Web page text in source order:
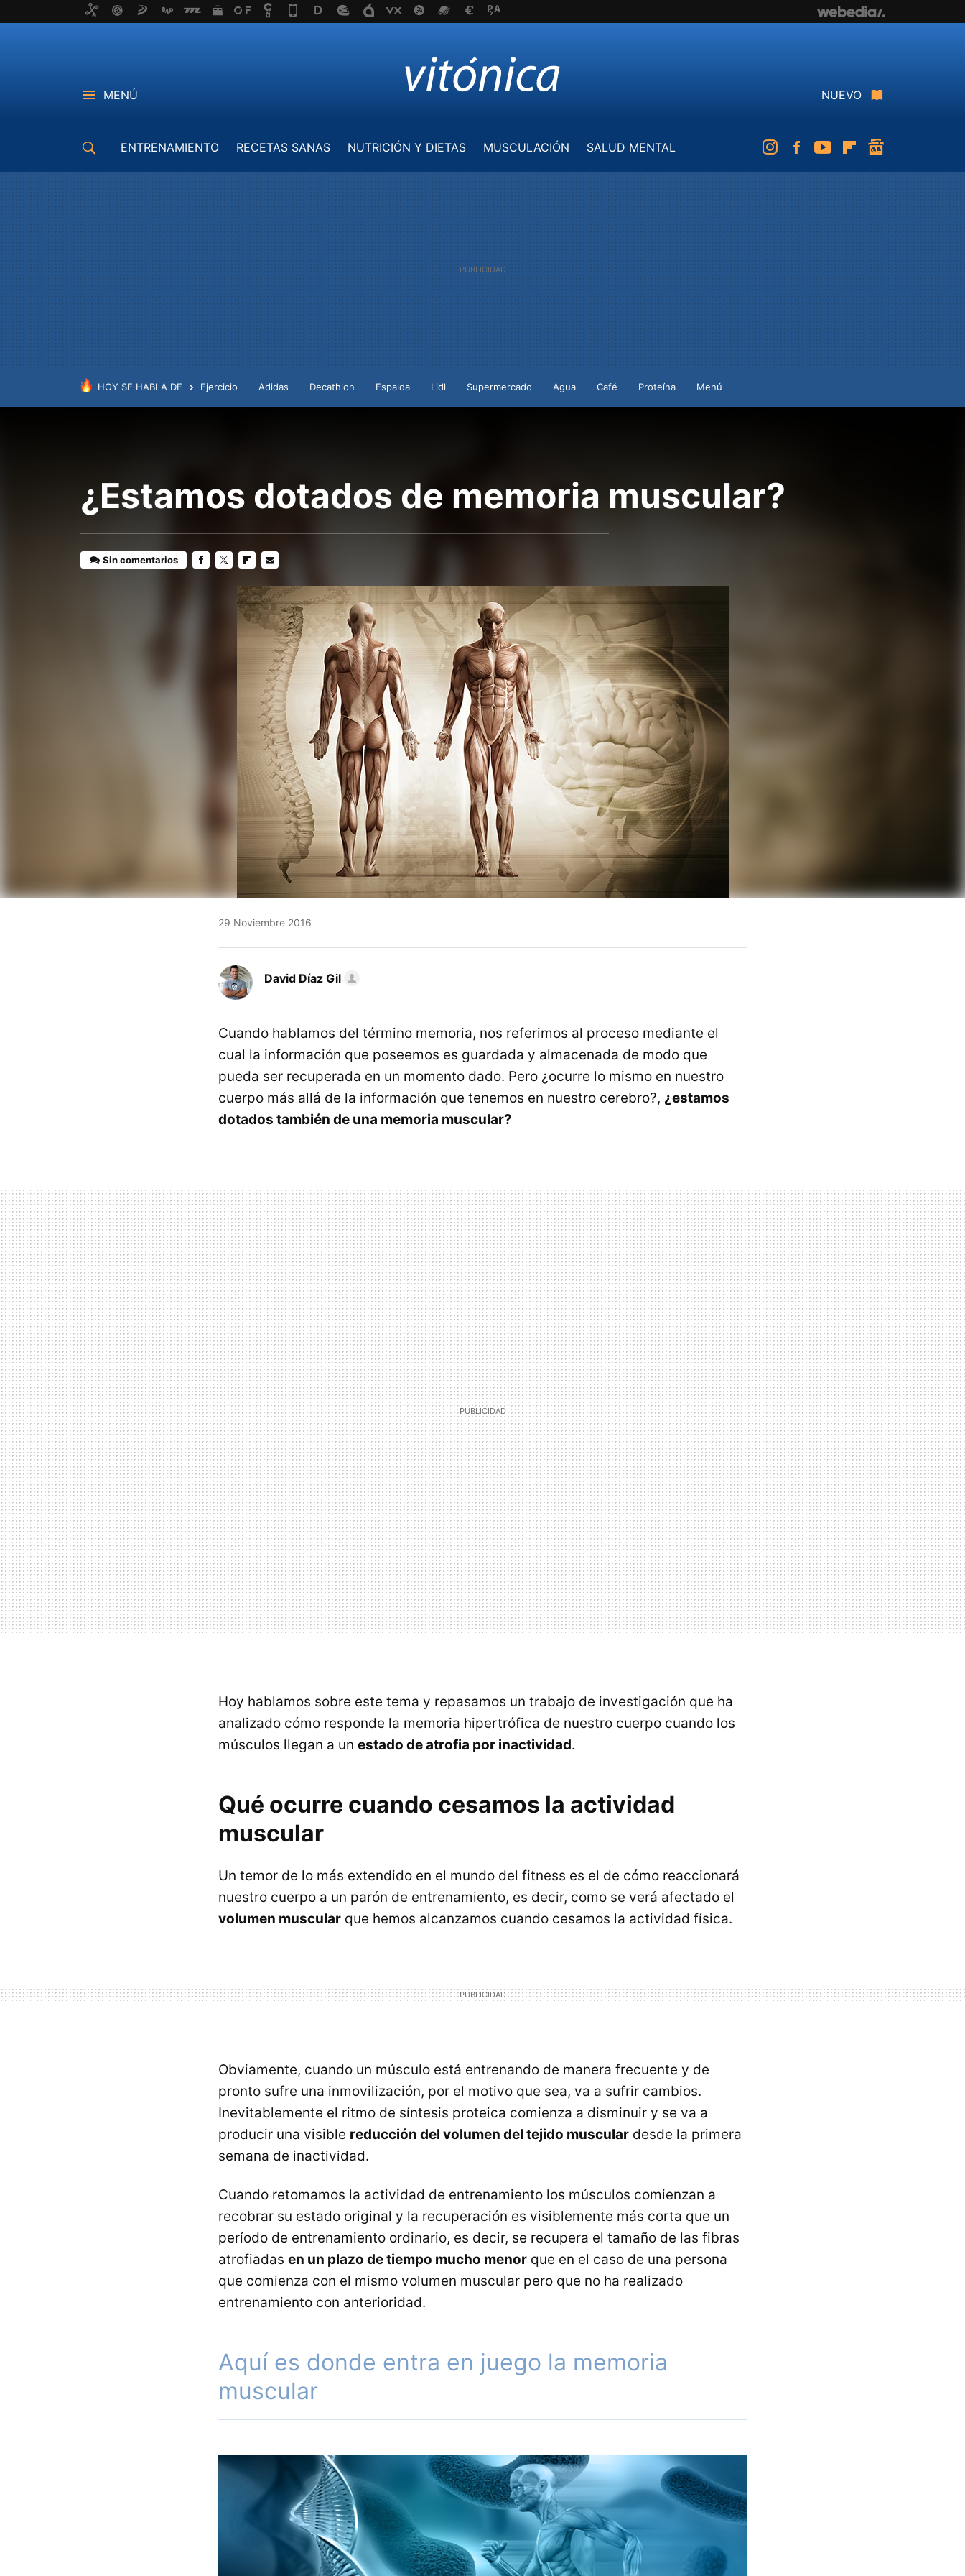
MENÚ NUEVO
ENTRENAMIENTO RECETAS SANAS NUTRICIÓN Y DIETAS MUSCULACIÓN
SALUD MENTAL
InstagramFacebookYoutubeFlipboard
HOY SE HABLA DE Ejercicio Adidas Decathlon Espalda Lidl Supermercado Agua Café Proteína Menú
¿Estamos dotados de memoria muscular?
Sin comentarios
MAIL
29 Noviembre 2016
David Díaz Gil
Cuando hablamos del término memoria, nos referimos al proceso mediante el
cual la información que poseemos es guardada y almacenada de modo que
pueda ser recuperada en un momento dado. Pero ¿ocurre lo mismo en nuestro
cuerpo más allá de la información que tenemos en nuestro cerebro?, ¿estamos
dotados también de una memoria muscular?
Hoy hablamos sobre este tema y repasamos un trabajo de investigación que ha
analizado cómo responde la memoria hipertrófica de nuestro cuerpo cuando los
músculos llegan a un estado de atrofia por inactividad.
Qué ocurre cuando cesamos la actividad
muscular
Un temor de lo más extendido en el mundo del fitness es el de cómo reaccionará
nuestro cuerpo a un parón de entrenamiento, es decir, como se verá afectado el
volumen muscular que hemos alcanzamos cuando cesamos la actividad física.
Obviamente, cuando un músculo está entrenando de manera frecuente y de
pronto sufre una inmovilización, por el motivo que sea, va a sufrir cambios.
Inevitablemente el ritmo de síntesis proteica comienza a disminuir y se va a
producir una visible reducción del volumen del tejido muscular desde la primera
semana de inactividad.
Cuando retomamos la actividad de entrenamiento los músculos comienzan a
recobrar su estado original y la recuperación es visiblemente más corta que un
período de entrenamiento ordinario, es decir, se recupera el tamaño de las fibras
atrofiadas en un plazo de tiempo mucho menor que en el caso de una persona
que comienza con el mismo volumen muscular pero que no ha realizado
entrenamiento con anterioridad.
Aquí es donde entra en juego la memoria
muscular